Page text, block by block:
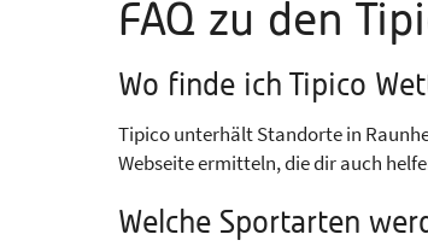
FAQ zu den
Wo finde ich Tipico
Tipico unterhält Standorte in
Webseite ermitteln, die dir auch
Welche Sportarten